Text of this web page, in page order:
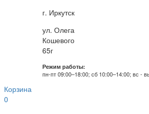
г. Иркутск
ул. Олега
Кошевого
65г
Режим работы:
пн-пт 09:00–18:00; сб 10:00–14:00; вс -
Корзина
0